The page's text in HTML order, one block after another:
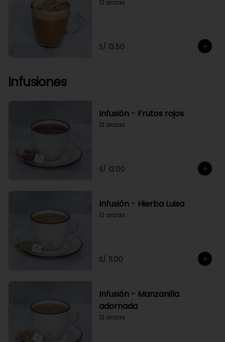
12 onzas
S/ 13.50
Infusiones
Infusión - Frutos rojos
12 onzas
S/ 12.00
Infusión - Hierba Luisa
12 onzas
S/ 11.00
Infusión - Manzanilla
adornada
12 onzas